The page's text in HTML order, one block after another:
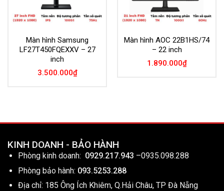
Màn hình Samsung
LF27T450FQEXXV – 27
inch
3.500.000₫
Màn hình AOC 22B1HS/74
– 22 inch
1.890.000₫
KINH DOANH - BẢO HÀNH
Phòng kinh doanh: 0929.217.943 –0935.098.288
Phòng bảo hành: 093.5253.288
Địa chỉ: 185 Ông Ích Khiêm, Q.Hải Châu, TP Đà Nẵng